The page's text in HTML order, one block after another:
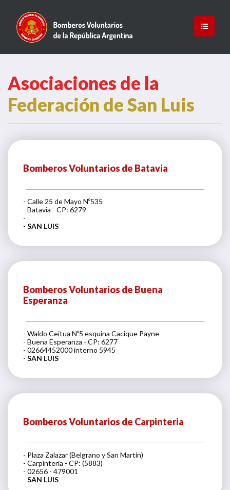
Asociaciones de la
Federación de San Luis
Bomberos Voluntarios de Batavia
- Calle 25 de Mayo Nº535
- Batavia - CP: 6279
-
- SAN LUIS
Bomberos Voluntarios de Buena
Esperanza
- Waldo Ceitua Nº5 esquina Cacique Payne
- Buena Esperanza - CP: 6277
- 02664452000 interno 5945
- SAN LUIS
Bomberos Voluntarios de Carpinteria
- Plaza Zalazar (Belgrano y San Martin)
- Carpinteria - CP: (5883)
- 02656 - 479001
- SAN LUIS